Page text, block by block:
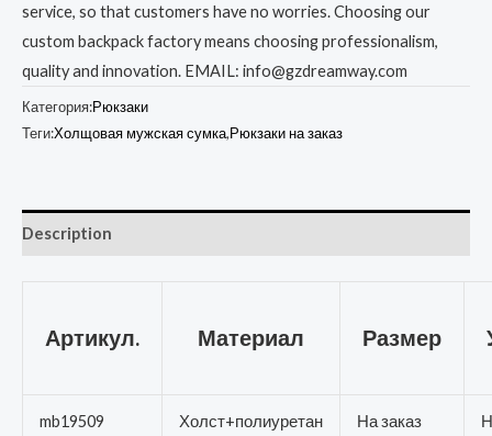
service, so that customers have no worries. Choosing our
custom backpack factory means choosing professionalism,
quality and innovation. EMAIL: info@gzdreamway.com
Категория:Рюкзаки
Теги:Холщовая мужская сумка,Рюкзаки на заказ
Description
Артикул. Материал Размер
mb19509 Холст+полиуретан На заказ